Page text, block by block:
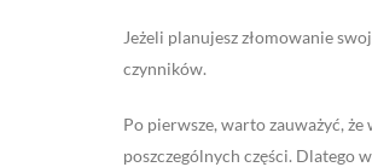
Jeżeli planujesz złomowanie
czynników.
Po pierwsze, warto zauważyć,
poszczególnych części. Dlatego